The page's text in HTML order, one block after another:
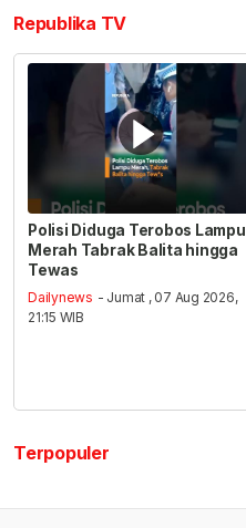
Republika TV
Polisi Diduga Terobos Lampu
Merah Tabrak Balita hingga
Tewas
Dailynews - Jumat , 07 Aug 2026,
21:15 WIB
Terpopuler